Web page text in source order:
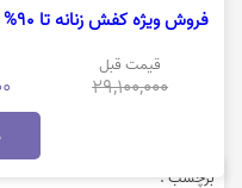
فروش ویژه کفش زنانه تا 90% تخفیف
قیمت قبل
29,100,000
برچسب :